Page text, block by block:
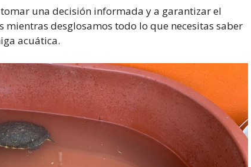
una decisión informada y a garantizar el
desglosamos todo lo que necesitas saber
acuática.